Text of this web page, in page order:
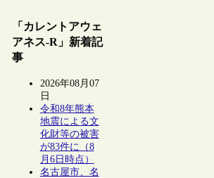
「カレントアウェ
アネス-R」新着記
事
2026年08月07
日
令和8年熊本
地震による文
化財等の被害
が83件に（8
月6日時点）
名古屋市、名